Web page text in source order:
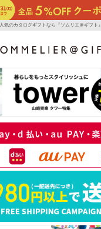
人気のカタログギフトなら『ソムリエ＠ギフト』